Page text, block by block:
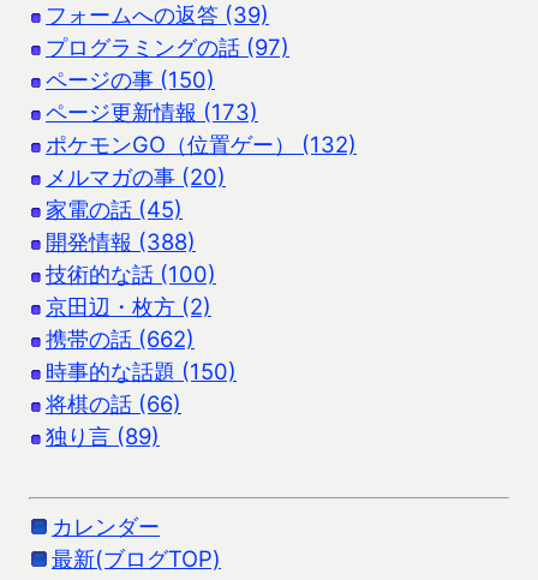
フォームへの返答 (39)
プログラミングの話 (97)
ページの事 (150)
ページ更新情報 (173)
ポケモンGO（位置ゲー） (132)
メルマガの事 (20)
家電の話 (45)
開発情報 (388)
技術的な話 (100)
京田辺・枚方 (2)
携帯の話 (662)
時事的な話題 (150)
将棋の話 (66)
独り言 (89)
カレンダー
最新(ブログTOP)